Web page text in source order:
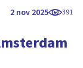
2 nov 2025 391